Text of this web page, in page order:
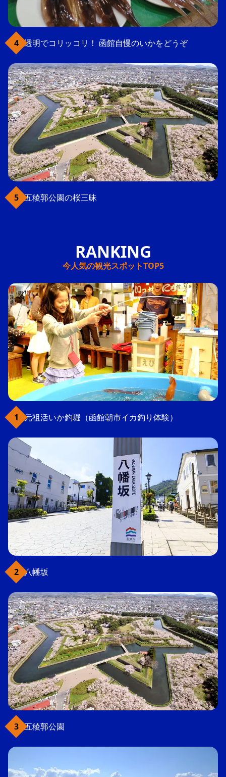
透明でコリッコリ！ 函館自慢のいかをどうぞ
五稜郭公園の桜三昧
今人気の観光スポットTOP5
元祖活いか釣堀（函館朝市イカ釣り体験）
八幡坂
五稜郭公園